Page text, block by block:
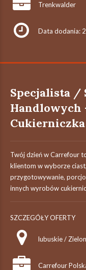
Trenkwalder
Data dodania:
Specjalista /
Cukierniczka
Twój dzień w Carrefour
klientom w wyborze
przygotowywanie,
innych wyrobów
SZCZEGÓŁY OFERTY
lubuskie /
Carrefour